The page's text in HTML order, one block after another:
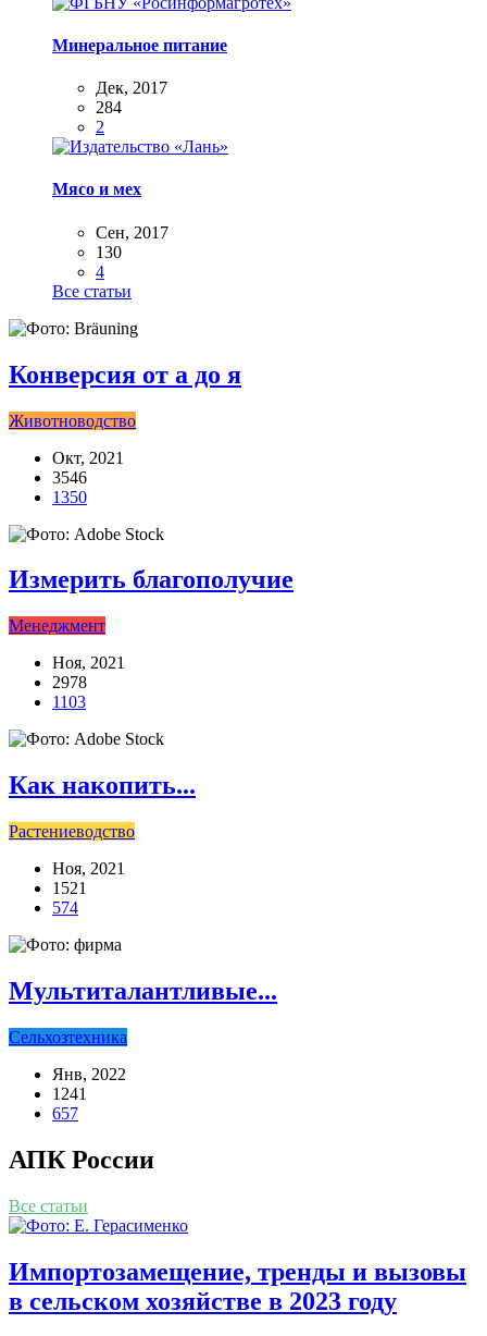
Минеральное питание
Дек, 2017
284
2
Мясо и мех
Сен, 2017
130
4
Все статьи
Конверсия от а до я
Животноводство
Окт, 2021
3546
1350
Измерить благополучие
Менеджмент
Ноя, 2021
2978
1103
Как накопить...
Растениеводство
Ноя, 2021
1521
574
Мультиталантливые...
Сельхозтехника
Янв, 2022
1241
657
АПК России
Все статьи
Импортозамещение, тренды и вызовы
в сельском хозяйстве в 2023 году